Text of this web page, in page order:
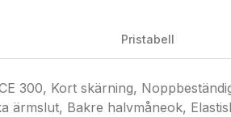
Pristabell
300, Kort skärning,
ärmslut, Bakre halvmåneok,